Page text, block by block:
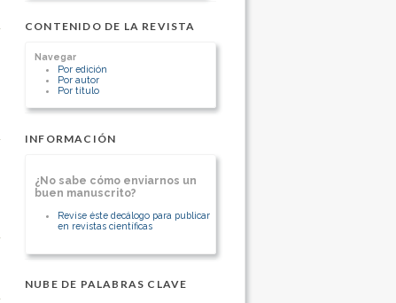
CONTENIDO DE LA REVISTA
Navegar
Por edición
Por autor
Por título
INFORMACIÓN
¿No sabe cómo enviarnos un
buen manuscrito?
Revise éste decálogo para publicar
en revistas científicas
NUBE DE PALABRAS CLAVE